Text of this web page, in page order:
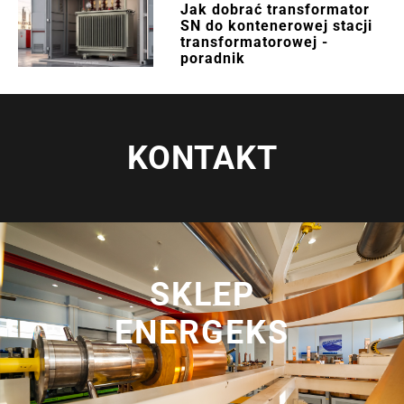
Jak dobrać transformator
SN do kontenerowej stacji
transformatorowej -
poradnik
KONTAKT
SKLEP
ENERGEKS